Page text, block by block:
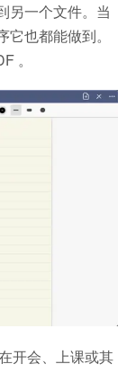
另一个文件。当
也都能做到。
。
开会、上课或其